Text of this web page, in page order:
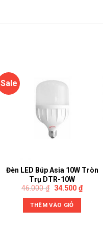
Sale
Đèn LED Búp Asia 10W Tròn
Trụ DTR-10W
46.000₫ 34.500 ₫
THÊM VÀO GIỎ